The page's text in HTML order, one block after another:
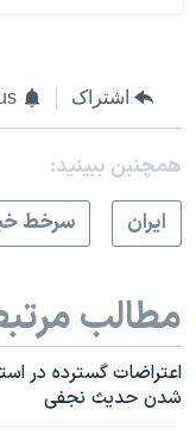
اشتراک
همچنبن ببینید:
ايران
سرخط
مطالب
اعتراضات گسترده در
شدن حدیث نجفی